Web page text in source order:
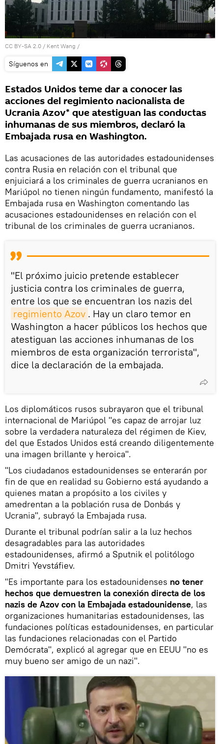
CC BY-SA 2.0 / Kent Wang /
Síguenos en
Estados Unidos teme dar a conocer las
acciones del regimiento nacionalista de
Ucrania Azov* que atestiguan las conductas
inhumanas de sus miembros, declaró la
Embajada rusa en Washington.
Las acusaciones de las autoridades estadounidenses
contra Rusia en relación con el tribunal que
enjuiciará a los criminales de guerra ucranianos en
Mariúpol no tienen ningún fundamento, manifestó la
Embajada rusa en Washington comentando las
acusaciones estadounidenses en relación con el
tribunal de los criminales de guerra ucranianos.
"El próximo juicio pretende establecer
justicia contra los criminales de guerra,
entre los que se encuentran los nazis del
regimiento Azov . Hay un claro temor en
Washington a hacer públicos los hechos que
atestiguan las acciones inhumanas de los
miembros de esta organización terrorista",
dice la declaración de la embajada.
Los diplomáticos rusos subrayaron que el tribunal
internacional de Mariúpol "es capaz de arrojar luz
sobre la verdadera naturaleza del régimen de Kiev,
del que Estados Unidos está creando diligentemente
una imagen brillante y heroica".
"Los ciudadanos estadounidenses se enterarán por
fin de que en realidad su Gobierno está ayudando a
quienes matan a propósito a los civiles y
amedrentan a la población rusa de Donbás y
Ucrania", subrayó la Embajada rusa.
Durante el tribunal podrían salir a la luz hechos
desagradables para las autoridades
estadounidenses, afirmó a Sputnik el politólogo
Dmitri Yevstáfiev.
"Es importante para los estadounidenses no tener
hechos que demuestren la conexión directa de los
nazis de Azov con la Embajada estadounidense, las
organizaciones humanitarias estadounidenses, las
fundaciones políticas estadounidenses, en particular
las fundaciones relacionadas con el Partido
Demócrata", explicó al agregar que en EEUU "no es
muy bueno ser amigo de un nazi".